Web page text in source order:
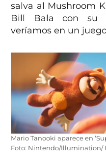
salva al Mushroom
Bill Bala con su
veríamos en un
Mario Tanooki aparece en
Foto: Nintendo/Illumination/